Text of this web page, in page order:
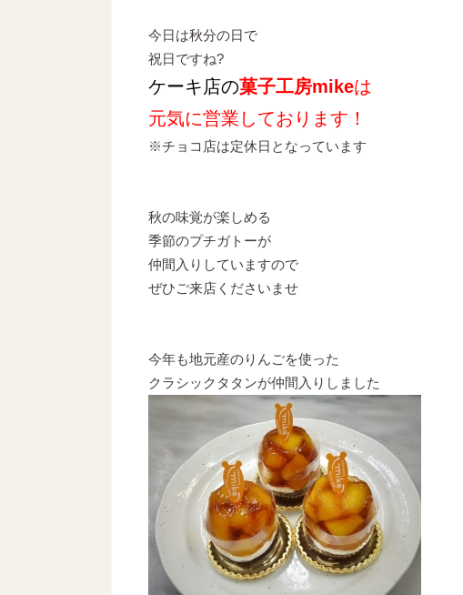
今日は秋分の日で
祝日ですね?
ケーキ店の菓子工房mikeは
元気に営業しております！
※チョコ店は定休日となっています
秋の味覚が楽しめる
季節のプチガトーが
仲間入りしていますので
ぜひご来店くださいませ
今年も地元産のりんごを使った
クラシックタタンが仲間入りしました